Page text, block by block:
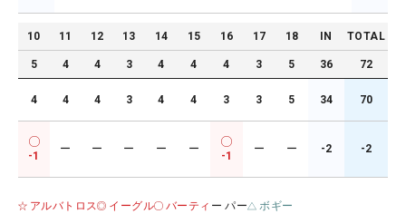
10 11 12 13 14 15 16 17 18 IN TOTAL
5 4 4 3 4 4 4 3 5 36 72
4 4 4 3 4 4 3 3 5 34 70
-1
ー ー ー ー ー
-1
ー ー -2 -2
アルバトロス イーグル バーティ ー パー ボギー